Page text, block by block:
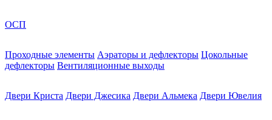
ОСП
Проходные элементы Аэраторы и дефлекторы Цокольные
дефлекторы Вентиляционные выходы
Двери Криста Двери Джесика Двери Альмека Двери Ювелия